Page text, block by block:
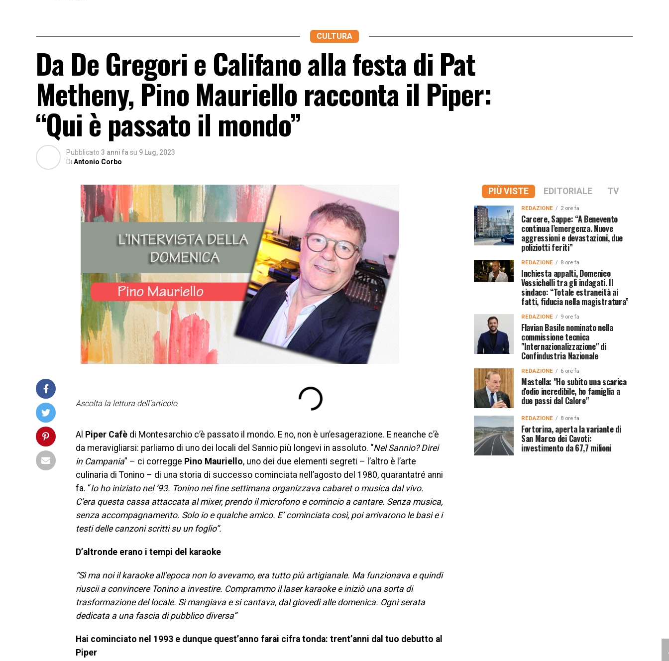
CULTURA
Da De Gregori e Califano alla festa di Pat
Metheny, Pino Mauriello racconta il Piper:
“Qui è passato il mondo”
Pubblicato 3 anni fa su 9 Lug, 2023
Di Antonio Corbo
Ascolta la lettura dell'articolo
Al Piper Cafè di Montesarchio c’è passato il mondo. E no, non è un’esagerazione. E neanche c’è
da meravigliarsi: parliamo di uno dei locali del Sannio più longevi in assoluto. “Nel Sannio? Direi
in Campania” – ci corregge Pino Mauriello, uno dei due elementi segreti – l’altro è l’arte
culinaria di Tonino – di una storia di successo cominciata nell’agosto del 1980, quarantatré anni
fa. “Io ho iniziato nel ’93. Tonino nei fine settimana organizzava cabaret o musica dal vivo.
C’era questa cassa attaccata al mixer, prendo il microfono e comincio a cantare. Senza musica,
senza accompagnamento. Solo io e qualche amico. E’ cominciata così, poi arrivarono le basi e i
testi delle canzoni scritti su un foglio”.
D’altronde erano i tempi del karaoke
“Sì ma noi il karaoke all’epoca non lo avevamo, era tutto più artigianale. Ma funzionava e quindi
riuscii a convincere Tonino a investire. Comprammo il laser karaoke e iniziò una sorta di
trasformazione del locale. Si mangiava e si cantava, dal giovedì alle domenica. Ogni serata
dedicata a una fascia di pubblico diversa”
Hai cominciato nel 1993 e dunque quest’anno farai cifra tonda: trent’anni dal tuo debutto al
Piper
PIÙ VISTE EDITORIALE TV
REDAZIONE 2 ore fa
Carcere, Sappe: “A Benevento
continua l’emergenza. Nuove
aggressioni e devastazioni, due
poliziotti feriti”
REDAZIONE 8 ore fa
Inchiesta appalti, Domenico
Vessichelli tra gli indagati. Il
sindaco: “Totale estraneità ai
fatti, fiducia nella magistratura”
REDAZIONE 9 ore fa
Flavian Basile nominato nella
commissione tecnica
"Internazionalizzazione" di
Confindustria Nazionale
REDAZIONE 6 ore fa
Mastella: "Ho subito una scarica
d'odio incredibile, ho famiglia a
due passi dal Calore"
REDAZIONE 8 ore fa
Fortorina, aperta la variante di
San Marco dei Cavoti:
investimento da 67,7 milioni